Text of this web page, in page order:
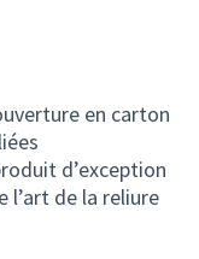
en carton
d’exception
l’art de la reliure